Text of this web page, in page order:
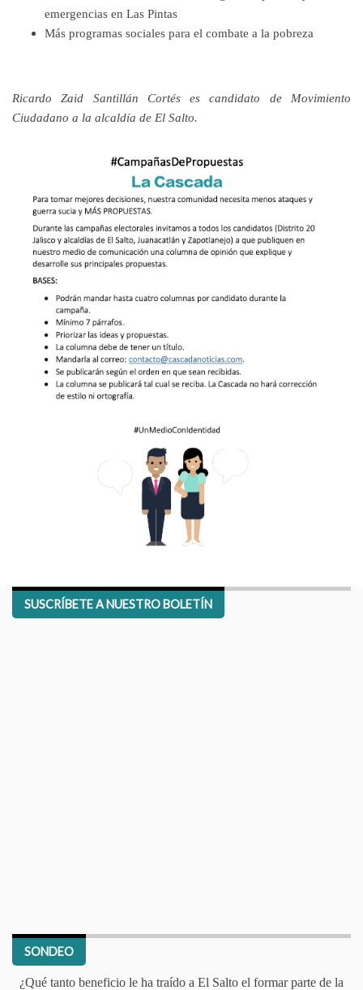
emergencias en Las Pintas
Más programas sociales para el combate a la pobreza
Ricardo Zaid Santillán Cortés es candidato de Movimiento
Ciudadano a la alcaldía de El Salto.
SUSCRÍBETE A NUESTRO BOLETÍN
SONDEO
¿Qué tanto beneficio le ha traído a El Salto el formar parte de la